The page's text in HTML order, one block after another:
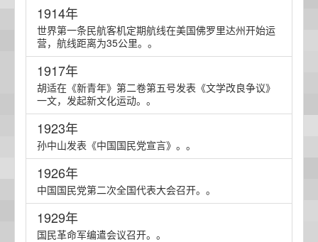
1914年
世界第一条民航客机定期航线在美国佛罗里达州开始运
营，航线距离为35公里。。
1917年
胡适在《新青年》第二卷第五号发表《文学改良争议》
一文，发起新文化运动。。
1923年
孙中山发表《中国国民党宣言》。。
1926年
中国国民党第二次全国代表大会召开。。
1929年
国民革命军编遣会议召开。。